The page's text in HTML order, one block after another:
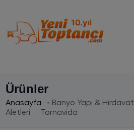
Ürünler
Anasayfa Banyo Yapı & Hırdavat
Aletleri
Tornavida